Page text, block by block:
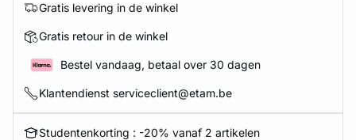
Gratis levering in de winkel
Gratis retour in de winkel
Bestel vandaag, betaal over 30 dagen
Klantendienst serviceclient@etam.be
Studentenkorting : -20% vanaf 2 artikelen